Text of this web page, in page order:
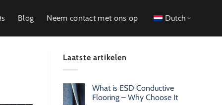
Blog Neem contact met ons op Dutch
Laatste artikelen
What is ESD Conductive
Flooring – Why Choose It